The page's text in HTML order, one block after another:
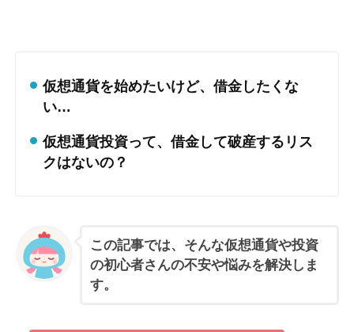
仮想通貨を始めたいけど、借金したくな
い…
仮想通貨投資って、借金して破産するリス
クはないの？
この記事では、そんな仮想通貨や投資
の初心者さんの不安や悩みを解決しま
す。